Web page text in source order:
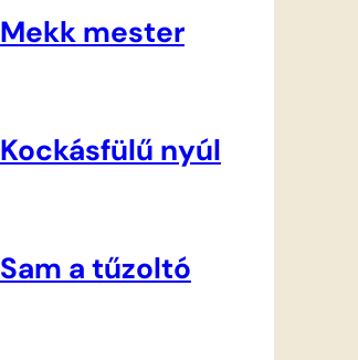
Mekk mester
Kockásfülű nyúl
Sam a tűzoltó